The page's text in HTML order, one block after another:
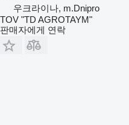
우크라이나, m.Dnipro
TOV "TD AGROTAYM"
판매자에게 연락